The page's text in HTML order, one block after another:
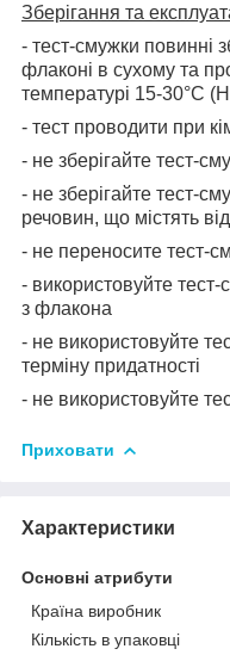
Зберігання та
- тест-смужки повинні
флаконі в сухому та
температурі 15-30°С
- тест проводити при
- не зберігайте тест-
- не зберігайте тест-
речовин, що містять
- не переносите тест-
- використовуйте тест-
з флакона
- не використовуйте
терміну придатності
- не використовуйте
Приховати
Характеристики
Основні атрибути
Країна виробник
Кількість в упаковці